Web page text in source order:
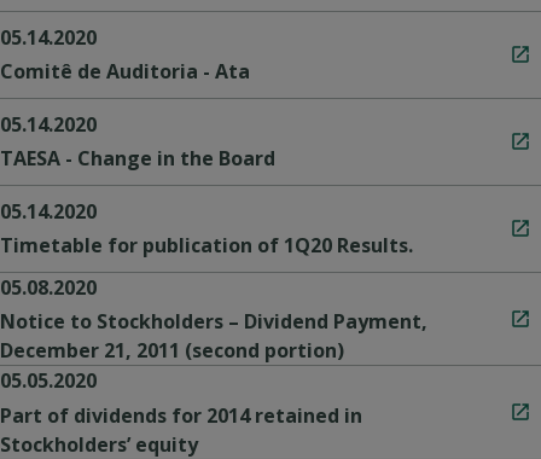
05.14.2020
Comitê de Auditoria - Ata
05.14.2020
TAESA - Change in the Board
05.14.2020
Timetable for publication of 1Q20 Results.
05.08.2020
Notice to Stockholders – Dividend Payment,
December 21, 2011 (second portion)
05.05.2020
Part of dividends for 2014 retained in
Stockholders’ equity